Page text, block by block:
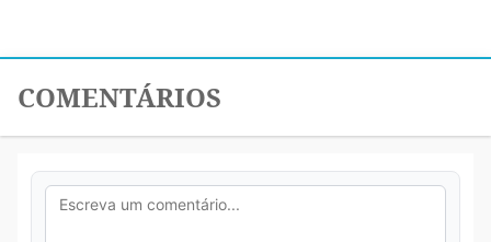
COMENTÁRIOS